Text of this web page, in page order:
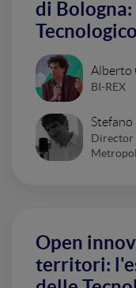
di
Tecnologico
Alberto
BI-REX
Director
Open
territori: